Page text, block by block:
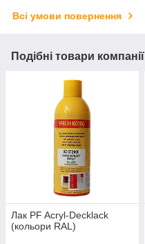
Всі умови повернення
Подібні товари компанії
Лак PF Acryl-Decklack
(кольори RAL)